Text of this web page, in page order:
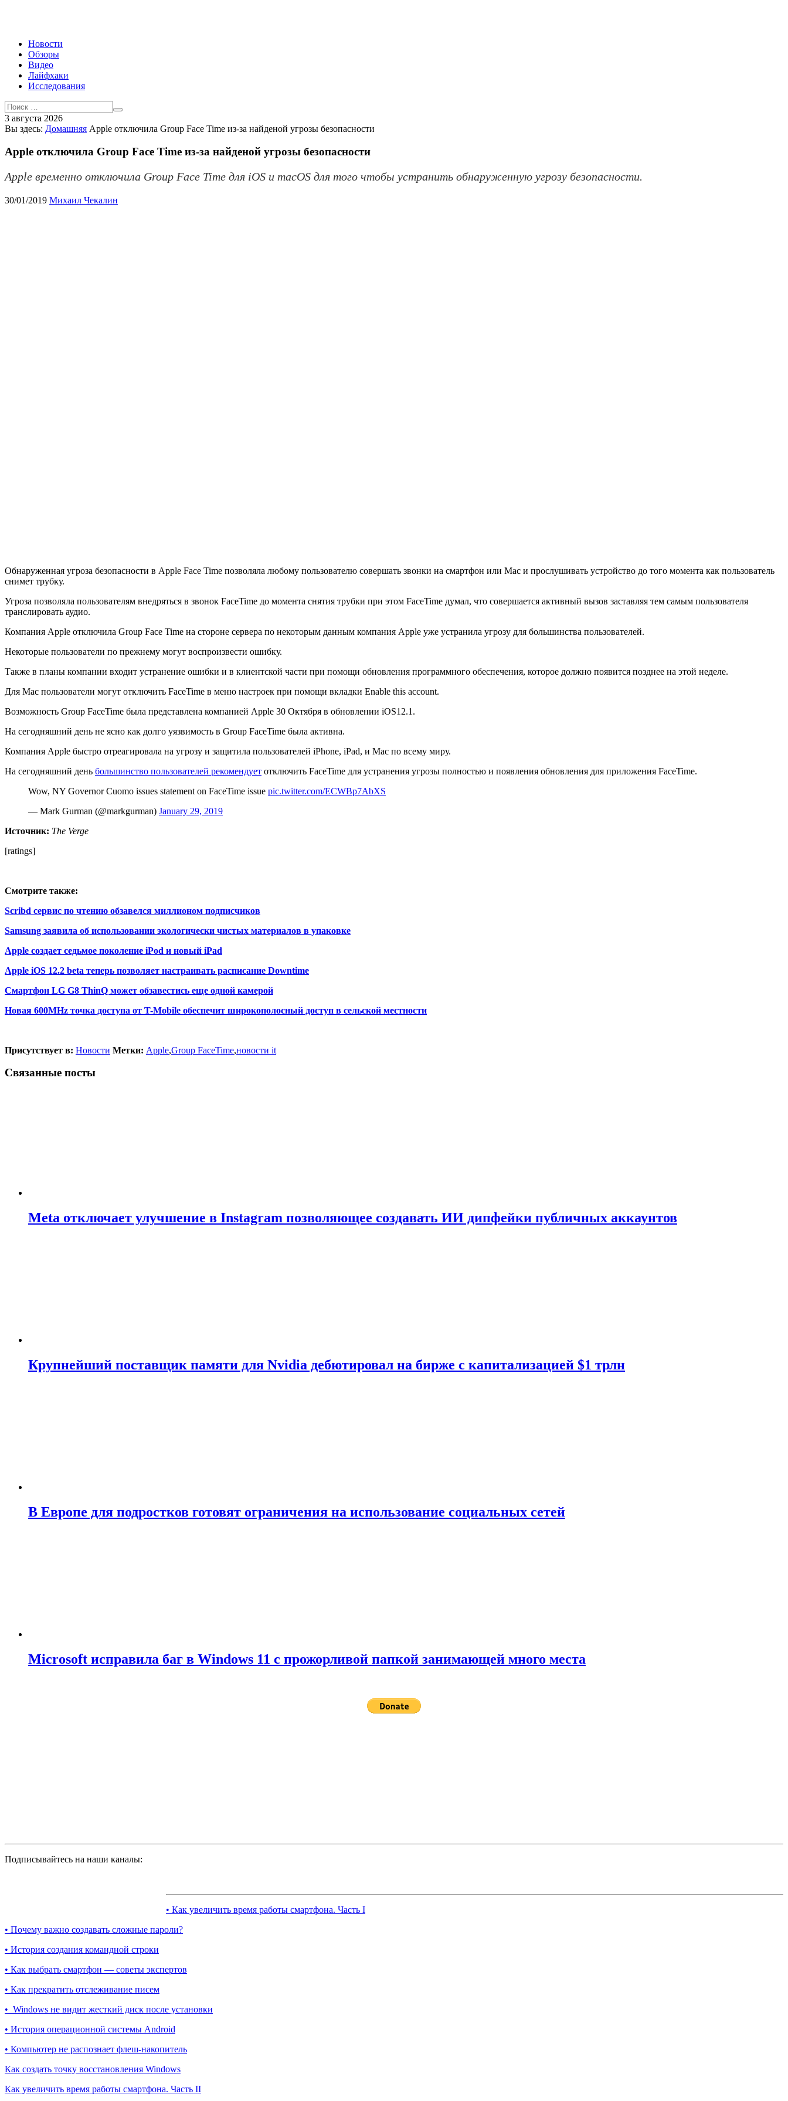
Новости
Обзоры
Видео
Лайфхаки
Исследования
3 августа 2026
Вы здесь: Домашняя Apple отключила Group Face Time из-за найденой угрозы безопасности
Apple отключила Group Face Time из-за найденой угрозы безопасности
Apple временно отключила Group Face Time для iOS и macOS для того чтобы устранить обнаруженную угрозу безопасности.
30/01/2019 Михаил Чекалин
Обнаруженная угроза безопасности в Apple Face Time позволяла любому пользователю совершать звонки на смартфон или Mac и прослушивать устройство до того момента как пользователь
снимет трубку.
Угроза позволяла пользователям внедряться в звонок FaceTime до момента снятия трубки при этом FaceTime думал, что совершается активный вызов заставляя тем самым пользователя
транслировать аудио.
Компания Apple отключила Group Face Time на стороне сервера по некоторым данным компания Apple уже устранила угрозу для большинства пользователей.
Некоторые пользователи по прежнему могут воспроизвести ошибку.
Также в планы компании входит устранение ошибки и в клиентской части при помощи обновления программного обеспечения, которое должно появится позднее на этой неделе.
Для Mac пользователи могут отключить FaceTime в меню настроек при помощи вкладки Enable this account.
Возможность Group FaceTime была представлена компанией Apple 30 Октября в обновлении iOS12.1.
На сегодняшний день не ясно как долго уязвимость в Group FaceTime была активна.
Компания Apple быстро отреагировала на угрозу и защитила пользователей iPhone, iPad, и Mac по всему миру.
На сегодняшний день большинство пользователей рекомендует отключить FaceTime для устранения угрозы полностью и появления обновления для приложения FaceTime.
Wow, NY Governor Cuomo issues statement on FaceTime issue pic.twitter.com/ECWBp7AbXS
— Mark Gurman (@markgurman) January 29, 2019
Источник: The Verge
[ratings]
Смотрите также:
Scribd сервис по чтению обзавелся миллионом подписчиков
Samsung заявила об использовании экологически чистых материалов в упаковке
Apple создает седьмое поколение iPod и новый iPad
Apple iOS 12.2 beta теперь позволяет настраивать расписание Downtime
Смартфон LG G8 ThinQ может обзавестись еще одной камерой
Новая 600MHz точка доступа от T-Mobile обеспечит широкополосный доступ в сельской местности
Присутствует в: Новости Метки: Apple,Group FaceTime,новости it
Связанные посты
Meta отключает улучшение в Instagram позволяющее создавать ИИ дипфейки публичных аккаунтов
Крупнейший поставщик памяти для Nvidia дебютировал на бирже с капитализацией $1 трлн
В Европе для подростков готовят ограничения на использование социальных сетей
Microsoft исправила баг в Windows 11 с прожорливой папкой занимающей много места
Подписывайтесь на наши каналы:
• Как увеличить время работы смартфона. Часть I
• Почему важно создавать сложные пароли?
• История создания командной строки
• Как выбрать смартфон — советы экспертов
• Как прекратить отслеживание писем
• Windows не видит жесткий диск после установки
• История операционной системы Android
• Компьютер не распознает флеш-накопитель
Как создать точку восстановления Windows
Как увеличить время работы смартфона. Часть II